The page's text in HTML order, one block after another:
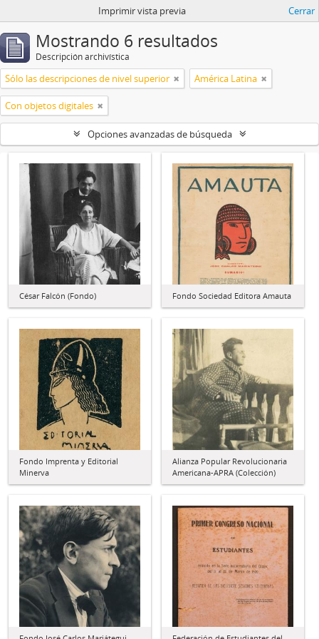
Imprimir vista previa Cerrar
Mostrando 6 resultados
Descripción archivística
Sólo las descripciones de nivel superior América Latina
Con objetos digitales
Opciones avanzadas de búsqueda
César Falcón (Fondo) Fondo Sociedad Editora Amauta
Fondo Imprenta y Editorial
Minerva
Alianza Popular Revolucionaria
Americana-APRA (Colección)